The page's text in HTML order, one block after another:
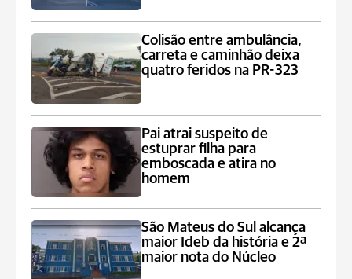
Colisão entre ambulância,
carreta e caminhão deixa
quatro feridos na PR-323
Pai atrai suspeito de
estuprar filha para
emboscada e atira no
homem
São Mateus do Sul alcança
maior Ideb da história e 2ª
maior nota do Núcleo